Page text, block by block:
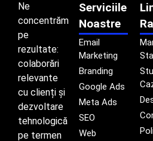
Ne
concentrăm
pe
rezultate:
colaborări
relevante
cu clienți și
dezvoltare
tehnologică
pe termen
Serviciile
Noastre
Email
Marketing
Branding
Google Ads
Meta Ads
SEO
Web